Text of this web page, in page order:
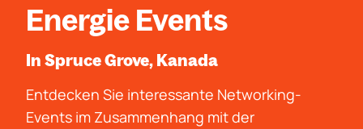
Energie Events
In Spruce Grove, Kanada
Entdecken Sie interessante Networking-
Events im Zusammenhang mit der